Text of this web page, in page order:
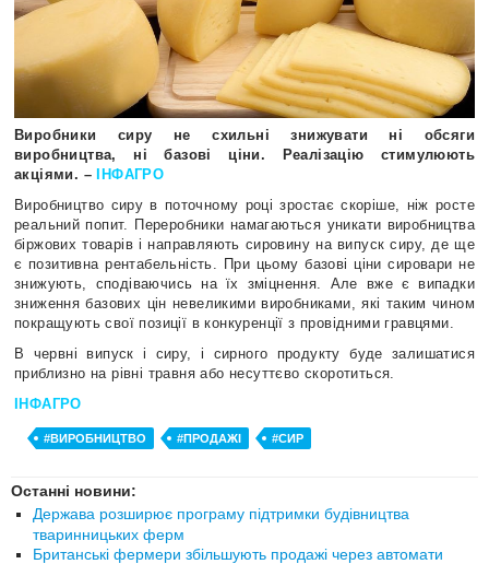
Виробники сиру не схильні знижувати ні обсяги
виробництва, ні базові ціни. Реалізацію стимулюють
акціями. –ІНФАГРО
Виробництво сиру в поточному році зростає скоріше, ніж росте
реальний попит. Переробники намагаються уникати виробництва
біржових товарів і направляють сировину на випуск сиру, де ще
є позитивна рентабельність. При цьому базові ціни сировари не
знижують, сподіваючись на їх зміцнення. Але вже є випадки
зниження базових цін невеликими виробниками, які таким чином
покращують свої позиції в конкуренції з провідними гравцями.
В червні випуск і сиру, і сирного продукту буде залишатися
приблизно на рівні травня або несуттєво скоротиться.
ІНФАГРО
#ВИРОБНИЦТВО #ПРОДАЖІ #СИР
Останні новини:
Держава розширює програму підтримки будівництва
тваринницьких ферм
Британські фермери збільшують продажі через автомати